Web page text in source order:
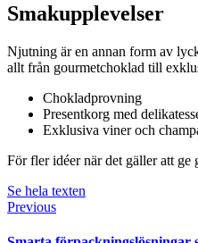
Smakupplevelser
Njutning är en annan form av
allt från gourmetchoklad till
Chokladprovning
Presentkorg med
Exklusiva viner och
För fler idéer när det gäller att ge
Se hela texten
Previous